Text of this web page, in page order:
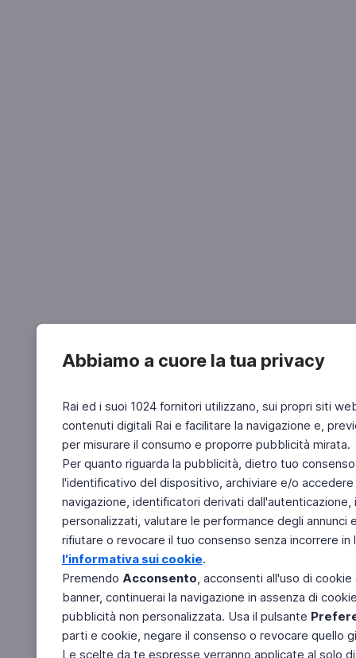
Abbiamo a cuore la tua privacy
Rai ed i suoi 1024 fornitori utilizzano, sui propri siti
contenuti digitali Rai e facilitare la navigazione e,
per misurare il consumo e proporre pubblicità mirata.
Per quanto riguarda la pubblicità, dietro tuo
l'identificativo del dispositivo, archiviare e/o
navigazione, identificatori derivati
personalizzati, valutare le performance degli
rifiutare o revocare il tuo consenso senza incorrere
l'informativa sui cookie.
Premendo Acconsento, acconsenti all'uso di
banner, continuerai la navigazione in assenza di
pubblicità non personalizzata. Usa il pulsante
parti e cookie, negare il consenso o revocare quello
Le scelte da te espresse verranno applicate al solo